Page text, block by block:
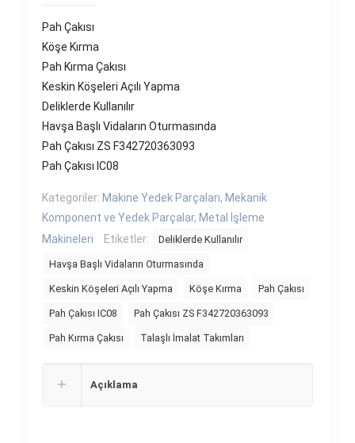
Pah Çakısı
Köşe Kırma
Pah Kırma Çakısı
Keskin Köşeleri Açılı Yapma
Deliklerde Kullanılır
Havşa Başlı Vidaların Oturmasında
Pah Çakısı ZS F342720363093
Pah Çakısı IC08
Kategoriler: Makine Yedek Parçaları, Mekanik
Komponent ve Yedek Parçalar, Metal İşleme
Makineleri
Etiketler: Deliklerde Kullanılır
Havşa Başlı Vidaların Oturmasında
Keskin Köşeleri Açılı Yapma Köşe Kırma Pah Çakısı
Pah Çakısı IC08 Pah Çakısı ZS F342720363093
Pah Kırma Çakısı Talaşlı İmalat Takımları
Açıklama